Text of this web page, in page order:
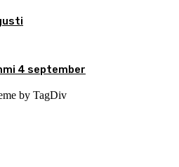
4 september
by TagDiv